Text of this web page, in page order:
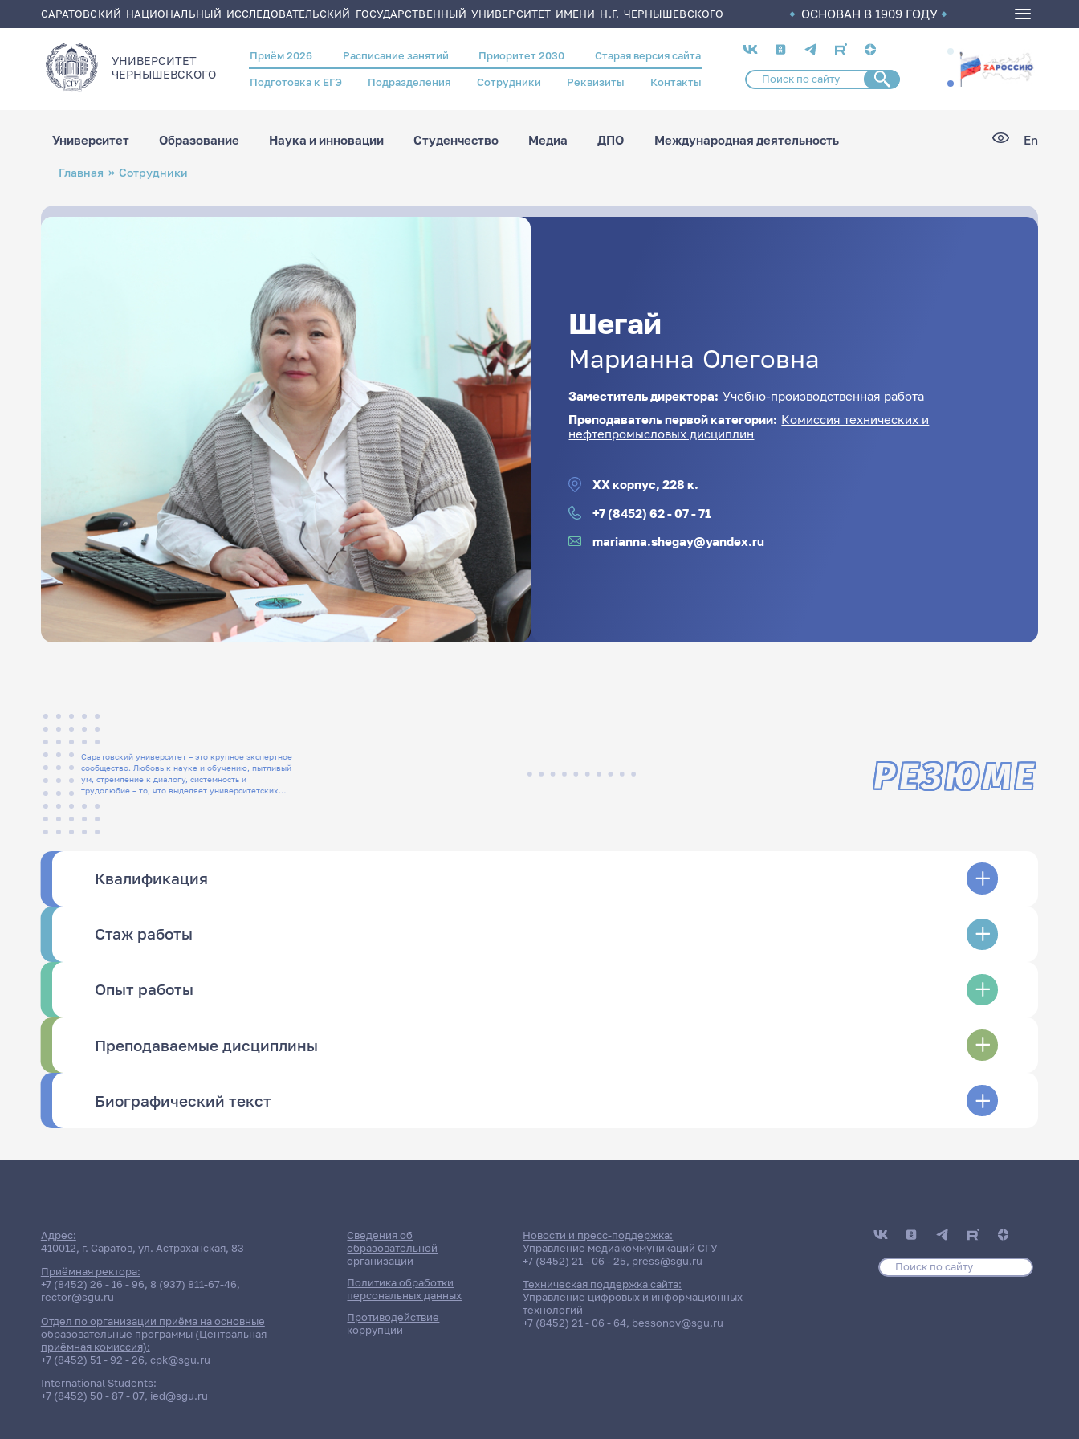
САРАТОВСКИЙ НАЦИОНАЛЬНЫЙ ИССЛЕДОВАТЕЛЬСКИЙ ГОСУДАРСТВЕННЫЙ УНИВЕРСИТЕТ ИМЕНИ Н.Г. ЧЕРНЫШЕВСКОГО ОСНОВАН В 1909 ГОДУ
УНИВЕРСИТЕТ
ЧЕРНЫШЕВСКОГO
Header
menu
Приём 2026 Расписание занятий Приоритет 2030 Старая версия сайта
Подготовка к ЕГЭ Подразделения Сотрудники Реквизиты Контакты
Социальные
сети
Университет Образование Наука и инновации Студенчество Медиа ДПО Международная деятельность En
Строка
навигации
Главная Сотрудники
Шегай
Марианна Олеговна
Заместитель директора: Учебно-производственная работа
Преподаватель первой категории: Комиссия технических и
нефтепромысловых дисциплин
XX корпус, 228 к.
+7 (8452) 62 - 07 - 71
marianna.shegay@yandex.ru
Саратовский университет – это крупное экспертное
сообщество. Любовь к науке и обучению, пытливый
ум, стремление к диалогу, системность и
трудолюбие – то, что выделяет университетских
РЕЗЮМЕ
Квалификация
Стаж работы
Опыт работы
Преподаваемые дисциплины
Биографический текст
Адрес:
410012, г. Саратов, ул. Астраханская, 83
Приёмная ректора:
+7 (8452) 26 - 16 - 96, 8 (937) 811-67-46,
rector@sgu.ru
Отдел по организации приёма на основные
образовательные программы (Центральная
приёмная комиссия):
+7 (8452) 51 - 92 - 26, cpk@sgu.ru
International Students:
+7 (8452) 50 - 87 - 07, ied@sgu.ru
Сведения об
образовательной
организации
Политика обработки
персональных данных
Противодействие
коррупции
Новости и пресс-поддержка:
Управление медиакоммуникаций СГУ
+7 (8452) 21 - 06 - 25, press@sgu.ru
Техническая поддержка сайта:
Управление цифровых и информационных
технологий
+7 (8452) 21 - 06 - 64, bessonov@sgu.ru